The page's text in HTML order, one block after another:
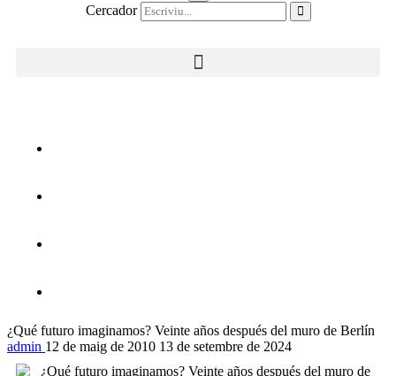
Cercador
¿Qué futuro imaginamos? Veinte años después del muro de Berlín
admin 12 de maig de 2010 13 de setembre de 2024